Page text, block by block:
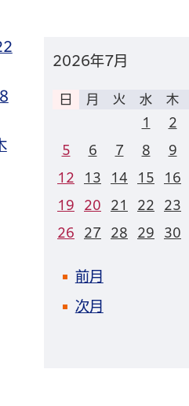
2026年7月
日 月 火 水 木
1
2
5 6 7 8 9
12 13 14 15 16
19 20 21 22 23
26 27 28 29 30
前月
次月